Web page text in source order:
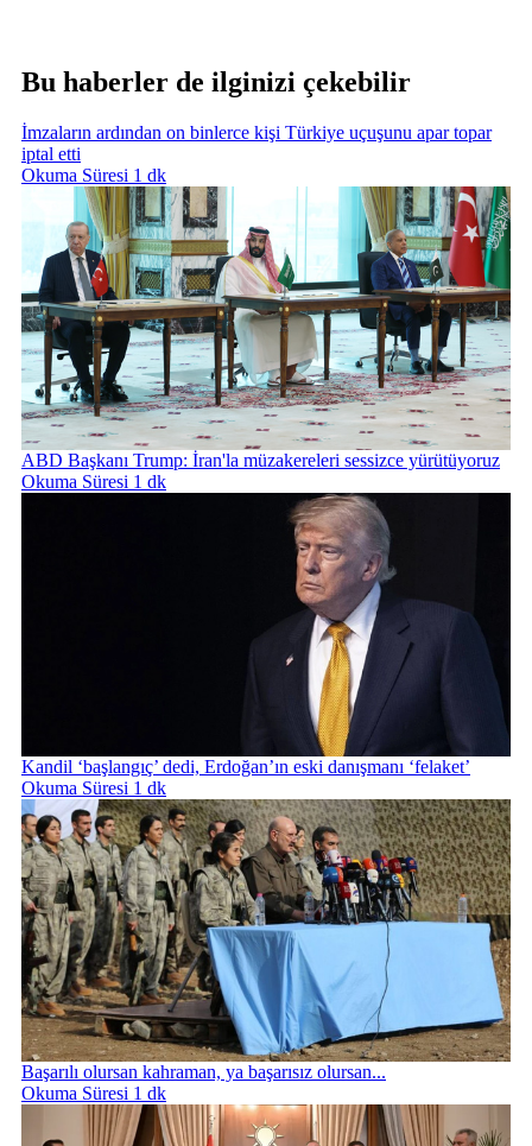
Bu haberler de ilginizi çekebilir
İmzaların ardından on binlerce kişi Türkiye uçuşunu apar topar
iptal etti
Okuma Süresi 1 dk
ABD Başkanı Trump: İran'la müzakereleri sessizce yürütüyoruz
Okuma Süresi 1 dk
Kandil ‘başlangıç’ dedi, Erdoğan’ın eski danışmanı ‘felaket’
Okuma Süresi 1 dk
Başarılı olursan kahraman, ya başarısız olursan...
Okuma Süresi 1 dk